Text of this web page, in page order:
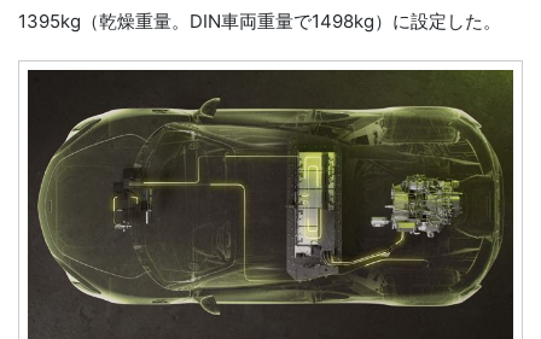
1395kg（乾燥重量。DIN車両重量で1498kg）に設定した。